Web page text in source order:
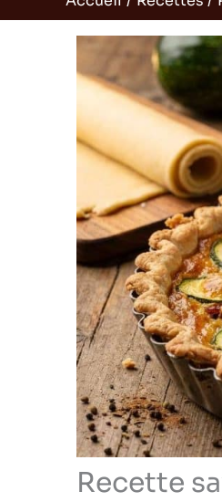
Recette